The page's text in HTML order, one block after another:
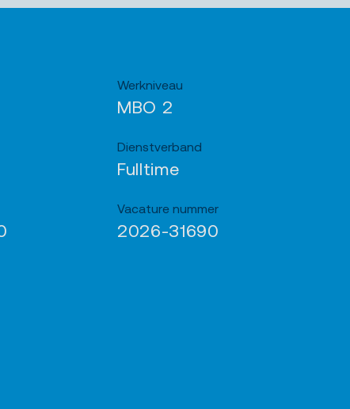
Werkniveau
MBO 2
Dienstverband
Fulltime
Vacature nummer
2026-31690